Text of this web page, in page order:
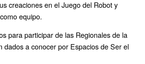
creaciones en el Juego del Robot y
equipo.
para participar de las Regionales de la
dados a conocer por Espacios de Ser el